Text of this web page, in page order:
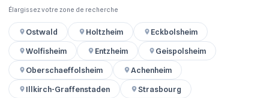
Élargissez votre zone de recherche
Ostwald Holtzheim
Eckbolsheim
Wolfisheim
Entzheim
Geispolsheim
Oberschaeffolsheim
Achenheim
Illkirch-Graffenstaden
Strasbourg